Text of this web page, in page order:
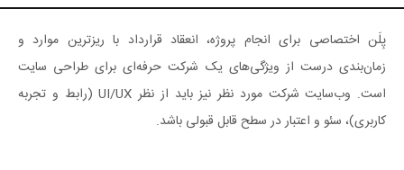
پِلَن اختصاصی برای انجام پروژه، انعقاد قرارداد با ریزترین موارد و
زمان‌بندی درست از ویژگی‌های یک شرکت حرفه‌ای برای طراحی سایت
است. وب‌سایت شرکت مورد نظر نیز باید از نظر UI/UX (رابط و تجربه
کاربری)، سئو و اعتبار در سطح قابل قبولی باشد.